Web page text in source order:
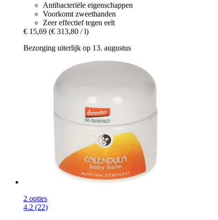
Antibacteriële eigenschappen
Voorkomt zweethanden
Zeer effectief tegen eelt
€ 15,69 (€ 313,80 / l)
Bezorging uiterlijk op 13. augustus
2 opties
4.2 (22)